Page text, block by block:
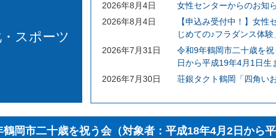
スポーツ
2026年8月4日
女性センターからのお知
2026年8月4日
【申込み受付中！】女性
じめての♪フラダンス体験
2026年7月31日
令和9年鶴岡市二十歳を
日から平成19年4月1日生
2026年7月30日
荘銀タクト鶴岡「四角い
鶴岡市二十歳を祝う会（対象者：平成18年4月2日から